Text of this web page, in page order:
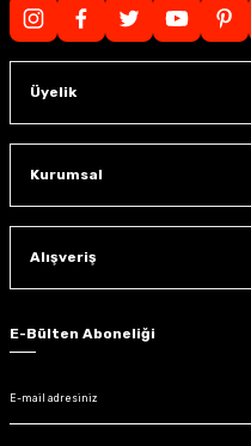
Üyelik
Kurumsal
Alışveriş
E-Bülten Aboneliği